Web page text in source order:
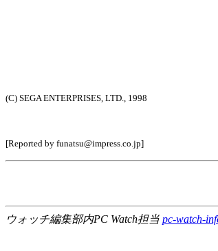
(C) SEGA ENTERPRISES, LTD., 1998
[Reported by funatsu@impress.co.jp]
ウォッチ編集部内PC Watch担当 pc-watch-